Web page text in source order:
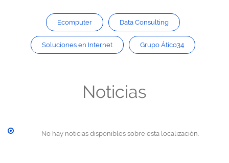
Ecomputer Data Consulting
Soluciones en Internet Grupo Ático34
Noticias
No hay noticias disponibles sobre esta localización.